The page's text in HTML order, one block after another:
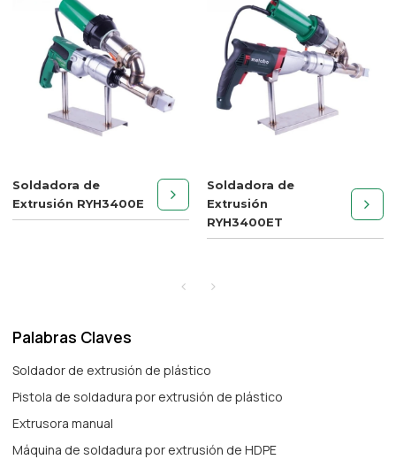
Soldadora de
Extrusión RYH3400E
Soldadora de
Extrusión
RYH3400ET
Palabras Claves
Soldador de extrusión de plástico
Pistola de soldadura por extrusión de plástico
Extrusora manual
Máquina de soldadura por extrusión de HDPE